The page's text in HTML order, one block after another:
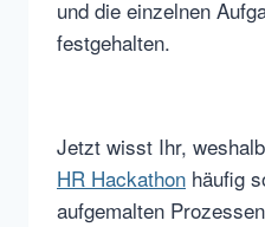
und die einzelnen
festgehalten.
Jetzt wisst Ihr,
HR Hackathon häufig
aufgemalten